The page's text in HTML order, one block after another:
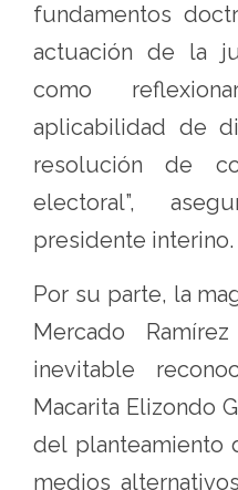
fundamentos
actuación de la
como
aplicabilidad de
resolución de
electoral”,
presidente interino.
Por su parte, la
Mercado
inevitable
Macarita Elizondo
del planteamiento
medios